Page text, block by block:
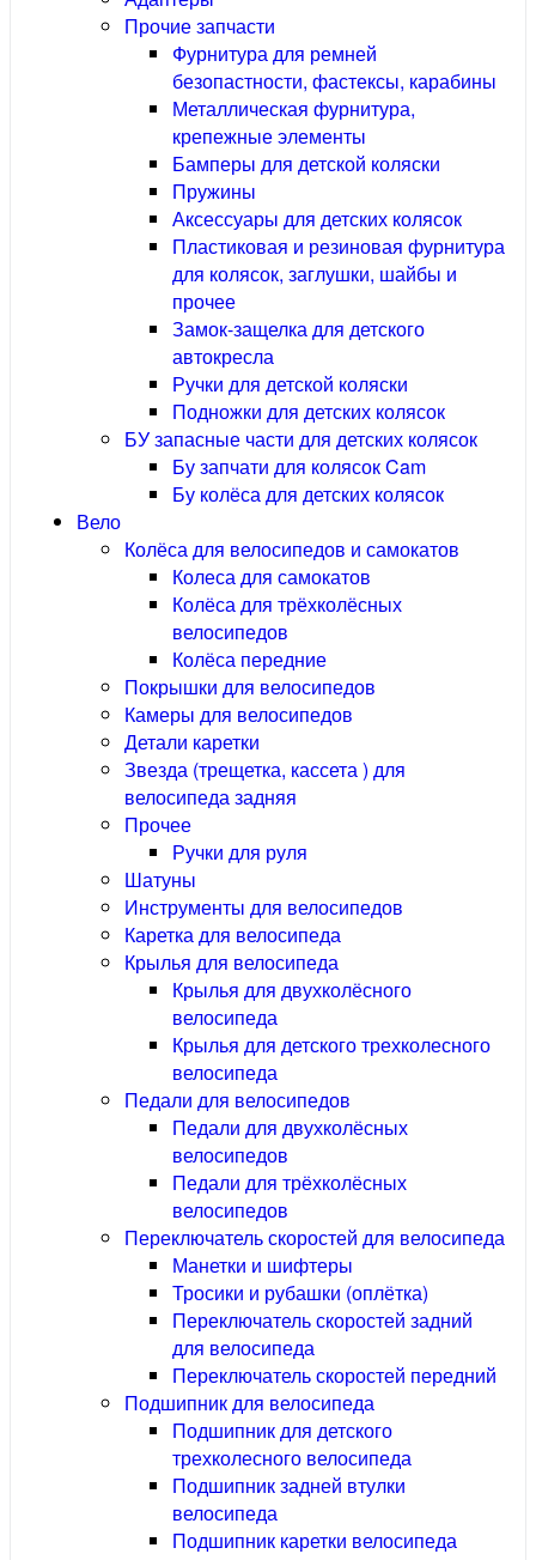
Прочие запчасти
Фурнитура для ремней
безопастности, фастексы, карабины
Металлическая фурнитура,
крепежные элементы
Бамперы для детской коляски
Пружины
Аксессуары для детских колясок
Пластиковая и резиновая фурнитура
для колясок, заглушки, шайбы и
прочее
Замок-защелка для детского
автокресла
Ручки для детской коляски
Подножки для детских колясок
БУ запасные части для детских колясок
Бу запчати для колясок Cam
Бу колёса для детских колясок
Вело
Колёса для велосипедов и самокатов
Колеса для самокатов
Колёса для трёхколёсных
велосипедов
Колёса передние
Покрышки для велосипедов
Камеры для велосипедов
Детали каретки
Звезда (трещетка, кассета ) для
велосипеда задняя
Прочее
Ручки для руля
Шатуны
Инструменты для велосипедов
Каретка для велосипеда
Крылья для велосипеда
Крылья для двухколёсного
велосипеда
Крылья для детского трехколесного
велосипеда
Педали для велосипедов
Педали для двухколёсных
велосипедов
Педали для трёхколёсных
велосипедов
Переключатель скоростей для велосипеда
Манетки и шифтеры
Тросики и рубашки (оплётка)
Переключатель скоростей задний
для велосипеда
Переключатель скоростей передний
Подшипник для велосипеда
Подшипник для детского
трехколесного велосипеда
Подшипник задней втулки
велосипеда
Подшипник каретки велосипеда